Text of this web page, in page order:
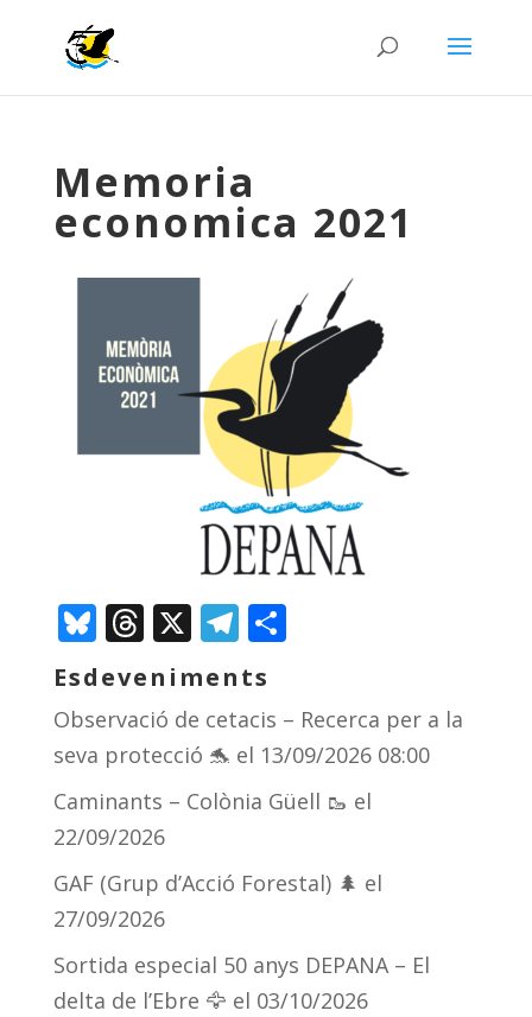
Memoria
economica 2021
Bluesky
Threads
X Telegram
Comparteix
Esdeveniments
Observació de cetacis – Recerca per a la
seva protecció 🐬 el 13/09/2026 08:00
Caminants – Colònia Güell 🥾 el
22/09/2026
GAF (Grup d’Acció Forestal) 🌲 el
27/09/2026
Sortida especial 50 anys DEPANA – El
delta de l’Ebre 🦅 el 03/10/2026